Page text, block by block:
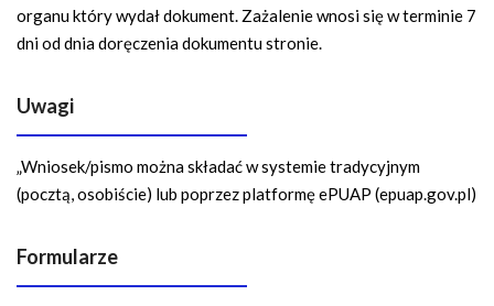
organu który wydał dokument. Zażalenie wnosi się w terminie 7
dni od dnia doręczenia dokumentu stronie.
Uwagi
„Wniosek/pismo można składać w systemie tradycyjnym
(pocztą, osobiście) lub poprzez platformę ePUAP (epuap.gov.pl)
Formularze